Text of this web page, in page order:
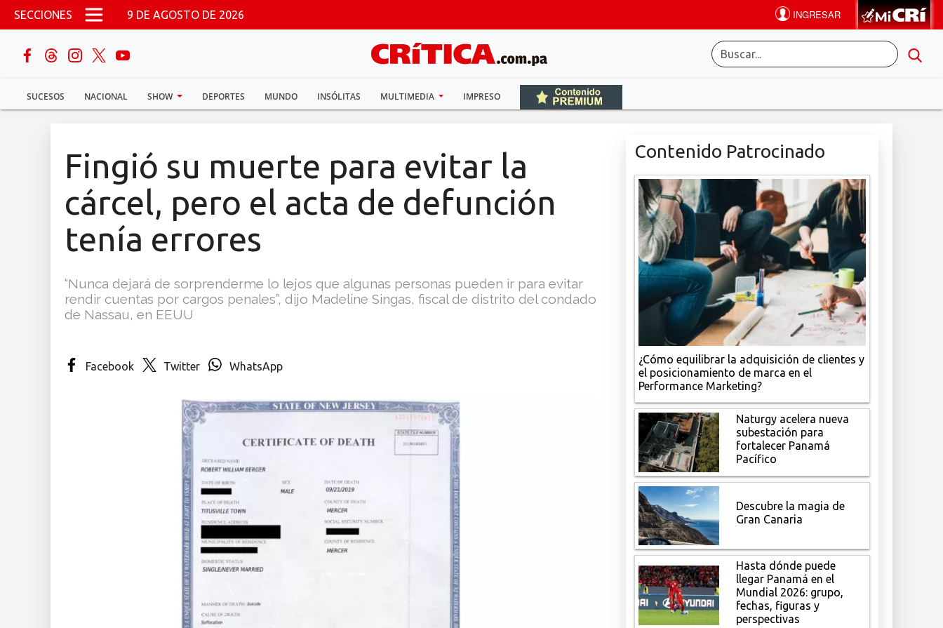
Pasar al contenido principal
SECCIONES 9 DE AGOSTO DE 2026
SUCESOS NACIONAL SHOW DEPORTES MUNDO INSÓLITAS MULTIMEDIA IMPRESO
buscar
Sucesos
Fingió su muerte para evitar la
cárcel, pero el acta de defunción
tenía errores
“Nunca dejará de sorprenderme lo lejos que algunas personas pueden ir para evitar
rendir cuentas por cargos penales”, dijo Madeline Singas, fiscal de distrito del condado
de Nassau, en EEUU
Facebook Twitter WhatsApp
Contenido Patrocinado
¿Cómo equilibrar la adquisición de clientes y
el posicionamiento de marca en el
Performance Marketing?
Naturgy acelera nueva
subestación para
fortalecer Panamá
Pacífico
Descubre la magia de
Gran Canaria
Hasta dónde puede
llegar Panamá en el
Mundial 2026: grupo,
fechas, figuras y
perspectivas